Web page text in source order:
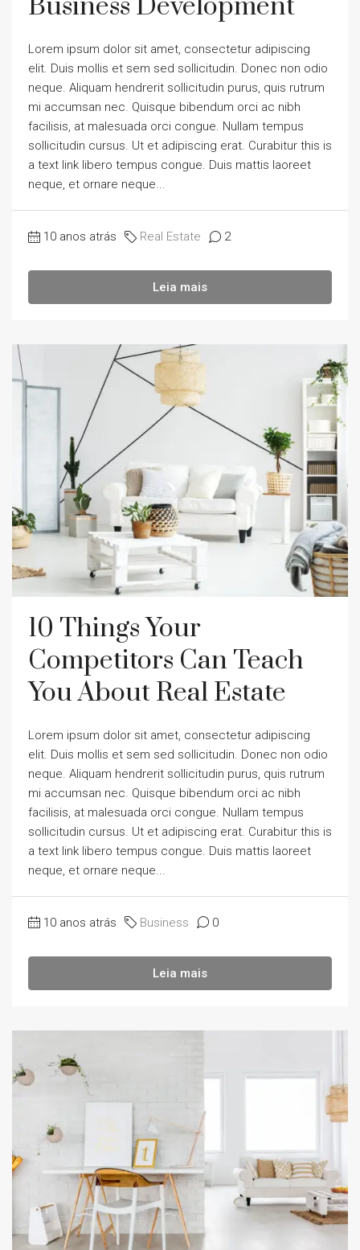
Business Development
Lorem ipsum dolor sit amet, consectetur adipiscing
elit. Duis mollis et sem sed sollicitudin. Donec non odio
neque. Aliquam hendrerit sollicitudin purus, quis rutrum
mi accumsan nec. Quisque bibendum orci ac nibh
facilisis, at malesuada orci congue. Nullam tempus
sollicitudin cursus. Ut et adipiscing erat. Curabitur this is
a text link libero tempus congue. Duis mattis laoreet
neque, et ornare neque...
10 anos atrás Real Estate 2
Leia mais
10 Things Your
Competitors Can Teach
You About Real Estate
Lorem ipsum dolor sit amet, consectetur adipiscing
elit. Duis mollis et sem sed sollicitudin. Donec non odio
neque. Aliquam hendrerit sollicitudin purus, quis rutrum
mi accumsan nec. Quisque bibendum orci ac nibh
facilisis, at malesuada orci congue. Nullam tempus
sollicitudin cursus. Ut et adipiscing erat. Curabitur this is
a text link libero tempus congue. Duis mattis laoreet
neque, et ornare neque...
10 anos atrás Business 0
Leia mais